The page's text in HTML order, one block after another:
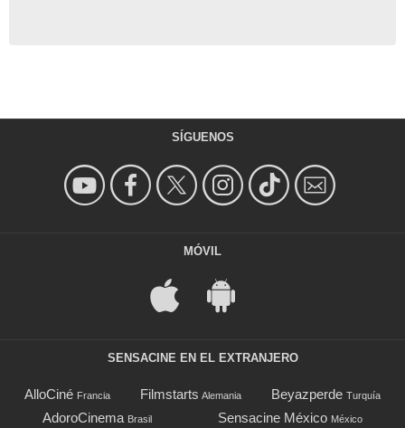
SÍGUENOS
MÓVIL
SENSACINE EN EL EXTRANJERO
AlloCiné Francia Filmstarts Alemania Beyazperde Turquía
AdoroCinema Brasil Sensacine México México